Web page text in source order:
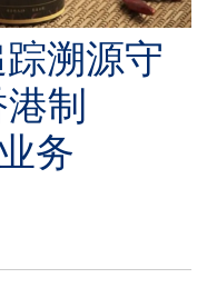
溯源守
制
务